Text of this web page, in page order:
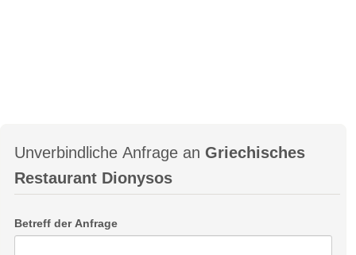
Unverbindliche Anfrage an Griechisches
Restaurant Dionysos
Betreff der Anfrage